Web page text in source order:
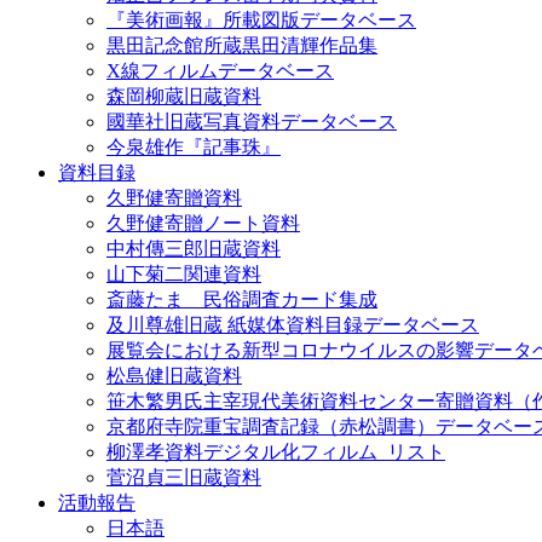
『美術画報』所載図版データベース
黒田記念館所蔵黒田清輝作品集
X線フィルムデータベース
森岡柳蔵旧蔵資料
國華社旧蔵写真資料データベース
今泉雄作『記事珠』
資料目録
久野健寄贈資料
久野健寄贈ノート資料
中村傳三郎旧蔵資料
山下菊二関連資料
斎藤たま 民俗調査カード集成
及川尊雄旧蔵 紙媒体資料目録データベース
展覧会における新型コロナウイルスの影響データ
松島健旧蔵資料
笹木繁男氏主宰現代美術資料センター寄贈資料（
京都府寺院重宝調査記録（赤松調書）データベー
柳澤孝資料デジタル化フィルム_リスト
菅沼貞三旧蔵資料
活動報告
日本語